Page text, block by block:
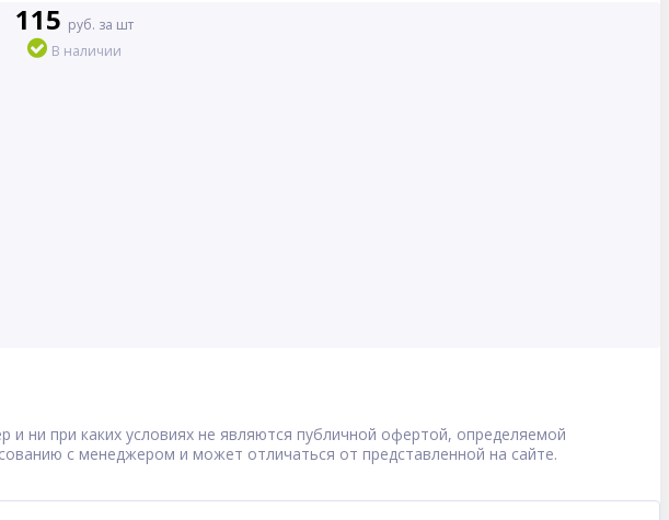
115 руб. за шт
В наличии
ни при каких условиях не являются публичной офертой, определяемой
с менеджером и может отличаться от представленной на сайте.